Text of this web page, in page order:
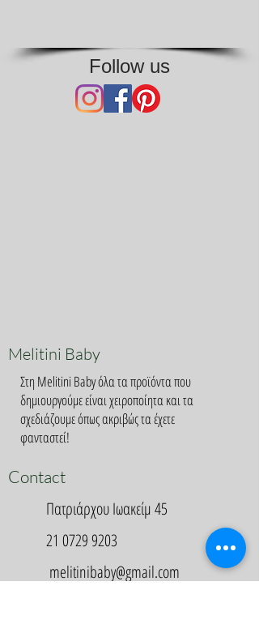
Follow us
Melitini Baby
Στη Melitini Baby όλα τα προϊόντα που
δημιουργούμε είναι χειροποίητα και τα
σχεδιάζουμε όπως ακριβώς τα έχετε
φανταστεί!
Contact
Πατριάρχου Ιωακείμ 45
21 0729 9203
melitinibaby@gmail.com